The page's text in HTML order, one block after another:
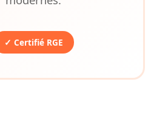
✓ Certifié RGE